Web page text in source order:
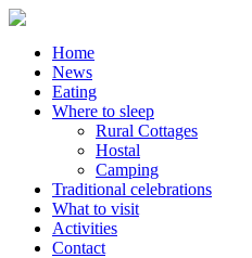
Home
News
Eating
Where to sleep
Rural Cottages
Hostal
Camping
Traditional celebrations
What to visit
Activities
Contact